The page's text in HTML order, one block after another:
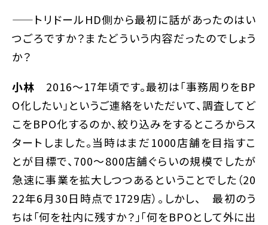
——トリドールHD側から最初に話があったのはい
つごろですか？またどういう内容だったのでしょう
か？
小林 2016〜17年頃です。最初は「事務周りをBP
O化したい」というご連絡をいただいて、調査してど
こをBPO化するのか、絞り込みをするところからス
タートしました。当時はまだ1000店舗を目指すこ
とが目標で、700〜800店舗ぐらいの規模でしたが
急速に事業を拡大しつつあるということでした（20
22年6月30日時点で1729店）。しかし、 最初のう
ちは「何を社内に残すか？」「何をBPOとして外に出